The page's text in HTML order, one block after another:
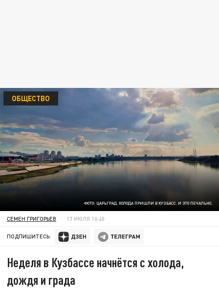
ФОТО: ЦАРЬГРАД. ХОЛОДА ПРИШЛИ В КУЗБАСС. И ЭТО ПЕЧАЛЬНО.
ОБЩЕСТВО
СЕМЕН ГРИГОРЬЕВ 17 ИЮЛЯ 16:40
ПОДПИШИТЕСЬ:
Неделя в Кузбассе начнётся с холода,
дождя и града